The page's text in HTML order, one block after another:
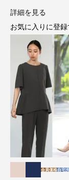
会員価格自宅
詳細を見る
お気に入りに登録